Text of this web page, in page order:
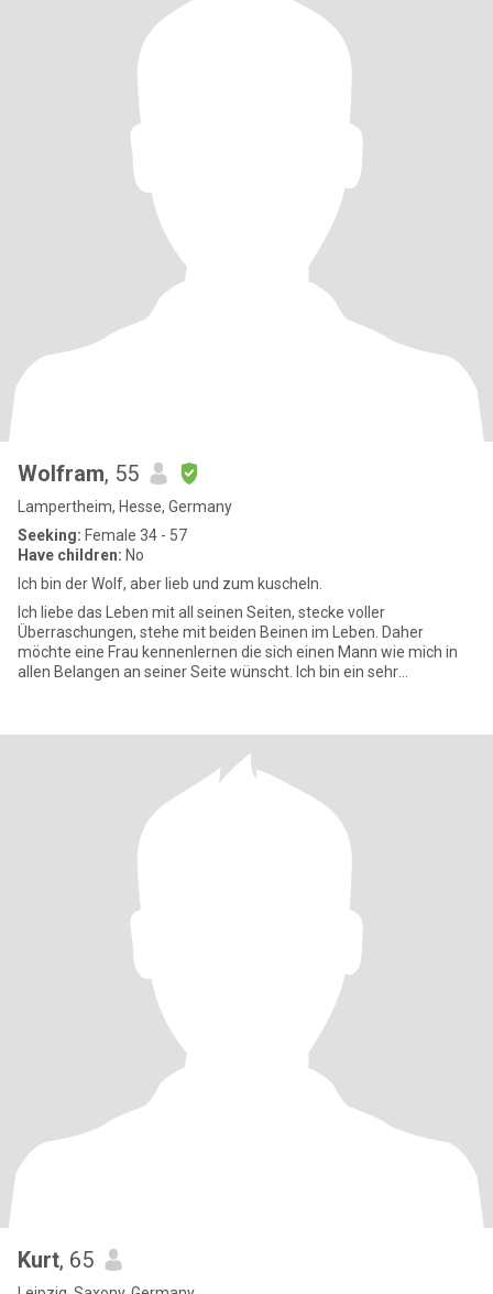
Wolfram, 55
Lampertheim, Hesse, Germany
Seeking: Female 34 - 57
Have children: No
Ich bin der Wolf, aber lieb und zum kuscheln.
Ich liebe das Leben mit all seinen Seiten, stecke voller
Überraschungen, stehe mit beiden Beinen im Leben. Daher
möchte eine Frau kennenlernen die sich einen Mann wie mich in
allen Belangen an seiner Seite wünscht. Ich bin ein sehr
Kurt, 65